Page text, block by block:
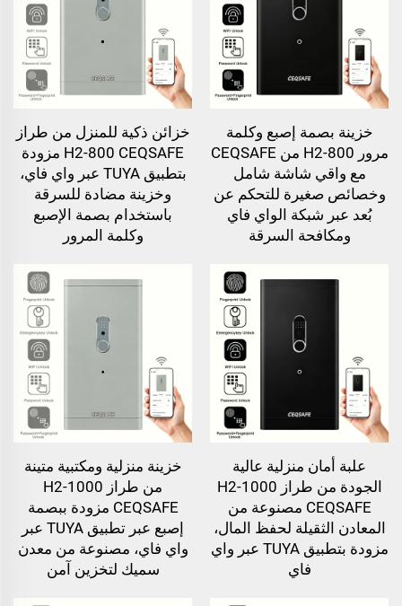
خزينة بصمة إصبع وكلمة
مرور H2-800 من CEQSAFE
مع واقي شاشة شامل
وخصائص صغيرة للتحكم عن
بُعد عبر شبكة الواي فاي
ومكافحة السرقة
خزائن ذكية للمنزل من طراز
H2-800 CEQSAFE مزودة
بتطبيق TUYA عبر واي فاي،
وخزينة مضادة للسرقة
باستخدام بصمة الإصبع
وكلمة المرور
علبة أمان منزلية عالية
الجودة من طراز H2-1000
CEQSAFE مصنوعة من
المعادن الثقيلة لحفظ المال،
مزودة بتطبيق TUYA عبر واي
فاي
خزينة منزلية ومكتبية متينة
من طراز H2-1000
CEQSAFE مزودة ببصمة
إصبع عبر تطبيق TUYA عبر
واي فاي، مصنوعة من معدن
سميك لتخزين آمن